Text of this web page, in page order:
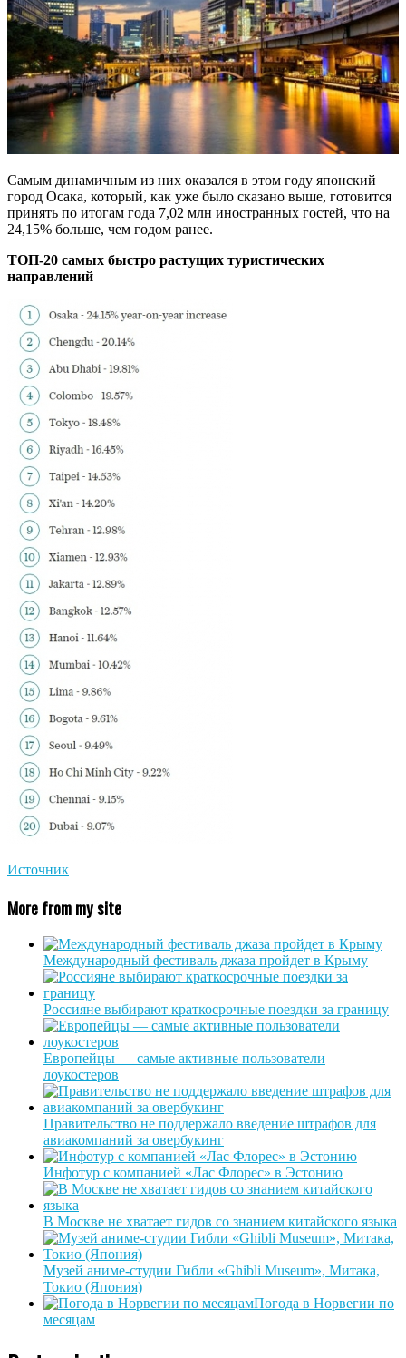
Самым динамичным из них оказался в этом году японский
город Осака, который, как уже было сказано выше, готовится
принять по итогам года 7,02 млн иностранных гостей, что на
24,15% больше, чем годом ранее.
ТОП-20 самых быстро растущих туристических
направлений
Источник
More from my site
Международный фестиваль джаза пройдет в Крыму
Россияне выбирают краткосрочные поездки за границу
Европейцы — самые активные пользователи
лоукостеров
Правительство не поддержало введение штрафов для
авиакомпаний за овербукинг
Инфотур с компанией «Лас Флорес» в Эстонию
В Москве не хватает гидов со знанием китайского языка
Музей аниме-студии Гибли «Ghibli Museum», Митака,
Токио (Япония)
Погода в Норвегии по
месяцам